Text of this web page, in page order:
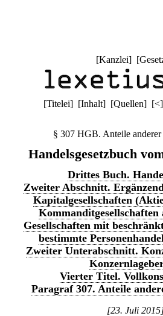
[Kanzlei] [
[Titelei] [Inhalt] [Quellen] [<]
§ 307 HGB. Anteile anderer
Handelsgesetzbuch
Drittes Buch.
Zweiter Abschnitt.
Kapitalgesellschaften
Gesellschaften mit
bestimmte
Zweiter Unterabschnitt.
Vierter Titel.
Paragraf 307. Anteile
[23. Juli